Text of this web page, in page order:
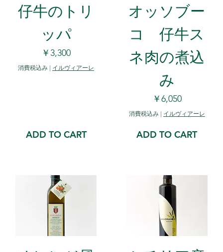
仔牛のトリ
ッパ
価格
￥3,300
消費税込み | イルヴィアーレ
ADD TO CART
オッソブー
コ 仔牛ス
ネ肉の煮込
み
価格
￥6,050
消費税込み| イルヴィアーレ
ADD TO CART